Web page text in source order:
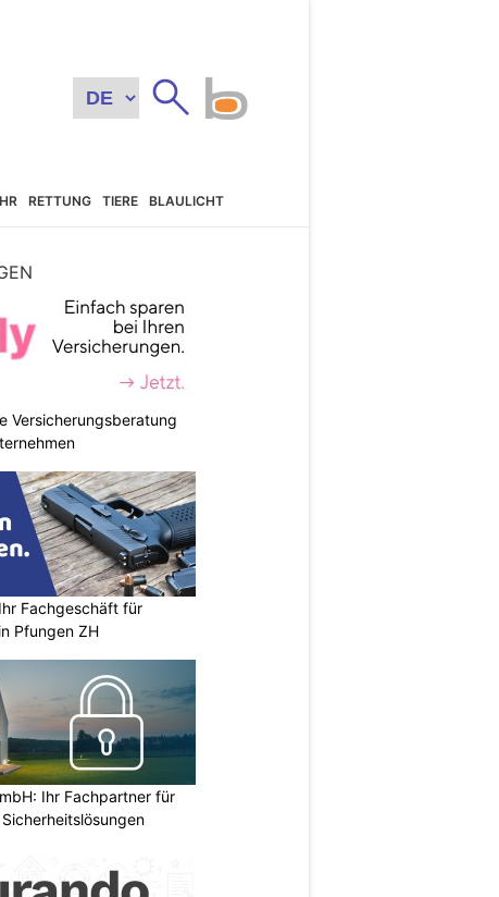
RETTUNG TIERE BLAULICHT
Versicherungsberatung
Fachgeschäft für
Pfungen ZH
Ihr Fachpartner für